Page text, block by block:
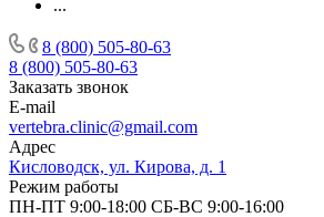
...
8 (800) 505-80-63
8 (800) 505-80-63
Заказать звонок
E-mail
vertebra.clinic@gmail.com
Адрес
Кисловодск, ул. Кирова, д. 1
Режим работы
ПН-ПТ 9:00-18:00 СБ-ВС 9:00-16:00